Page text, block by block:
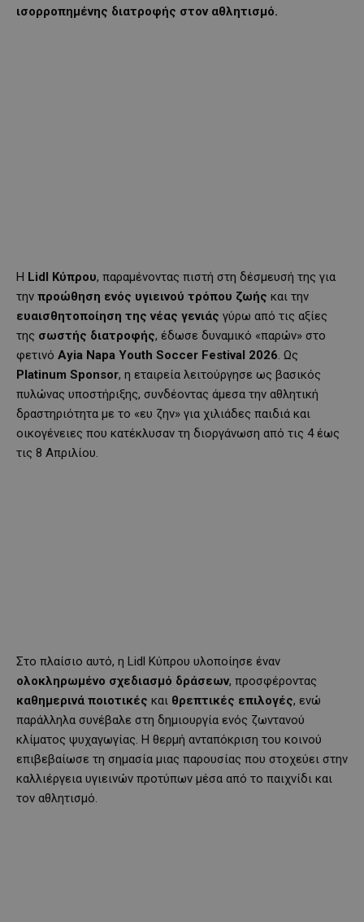
ισορροπημένης διατροφής στον αθλητισμό.
Η Lidl Κύπρου, παραμένοντας πιστή στη δέσμευσή της για
την προώθηση ενός υγιεινού τρόπου ζωής και την
ευαισθητοποίηση της νέας γενιάς γύρω από τις αξίες
της σωστής διατροφής, έδωσε δυναμικό «παρών» στο
φετινό Ayia Napa Youth Soccer Festival 2026. Ως
Platinum Sponsor, η εταιρεία λειτούργησε ως βασικός
πυλώνας υποστήριξης, συνδέοντας άμεσα την αθλητική
δραστηριότητα με το «ευ ζην» για χιλιάδες παιδιά και
οικογένειες που κατέκλυσαν τη διοργάνωση από τις 4 έως
τις 8 Απριλίου.
Στο πλαίσιο αυτό, η Lidl Κύπρου υλοποίησε έναν
ολοκληρωμένο σχεδιασμό δράσεων, προσφέροντας
καθημερινά ποιοτικές και θρεπτικές επιλογές, ενώ
παράλληλα συνέβαλε στη δημιουργία ενός ζωντανού
κλίματος ψυχαγωγίας. Η θερμή ανταπόκριση του κοινού
επιβεβαίωσε τη σημασία μιας παρουσίας που στοχεύει στην
καλλιέργεια υγιεινών προτύπων μέσα από το παιχνίδι και
τον αθλητισμό.